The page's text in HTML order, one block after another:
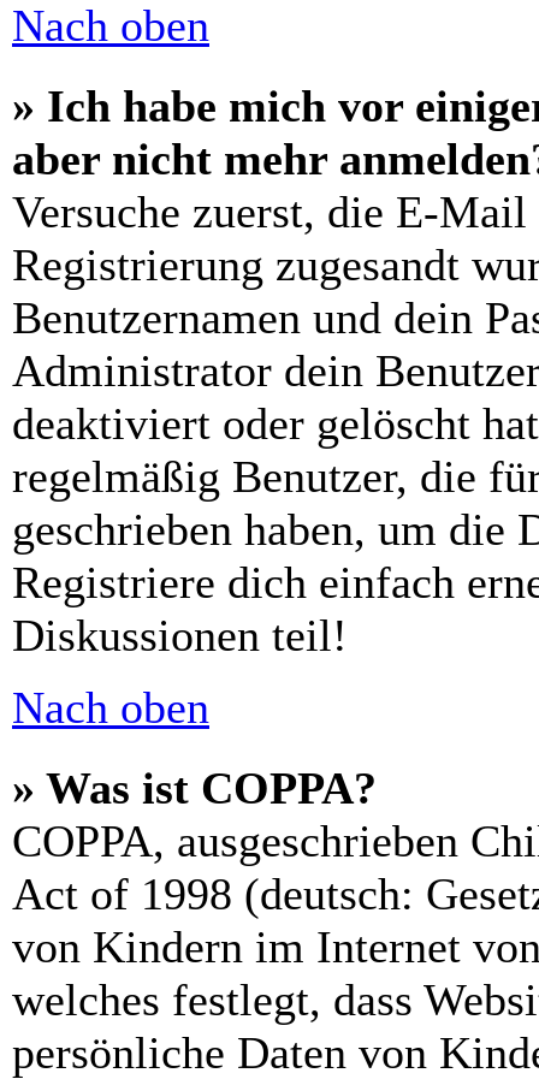
Nach oben
» Ich habe mich vor
aber nicht mehr
Versuche zuerst, die E-
Registrierung zugesandt
Benutzernamen und dein
Administrator dein
deaktiviert oder gelöscht
regelmäßig Benutzer, die
geschrieben haben, um die
Registriere dich einfach
Diskussionen teil!
Nach oben
» Was ist COPPA?
COPPA, ausgeschrieben
Act of 1998 (deutsch:
von Kindern im Internet
welches festlegt, dass
persönliche Daten von